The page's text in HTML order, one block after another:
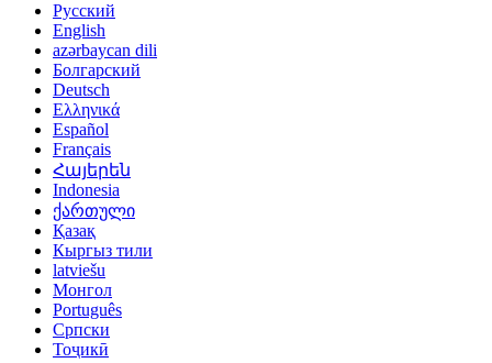
Русский
English
azərbaycan dili
Болгарский
Deutsch
Ελληνικά
Español
Français
Հայերեն
Indonesia
ქართული
Қазақ
Кыргыз тили
latviešu
Монгол
Português
Српски
Тоҷикӣ